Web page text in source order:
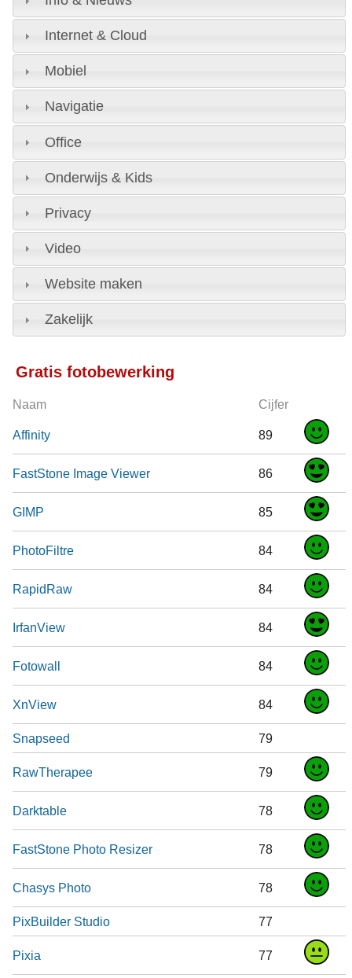
Internet & Cloud
Mobiel
Navigatie
Office
Onderwijs & Kids
Privacy
Video
Website maken
Zakelijk
Gratis fotobewerking
Naam Cijfer
Affinity 89
FastStone Image Viewer 86
GIMP 85
PhotoFiltre 84
RapidRaw 84
IrfanView 84
Fotowall 84
XnView 84
Snapseed 79
RawTherapee 79
Darktable 78
FastStone Photo Resizer 78
Chasys Photo 78
PixBuilder Studio 77
Pixia 77